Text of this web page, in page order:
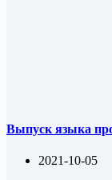
Выпуск языка
2021-10-05